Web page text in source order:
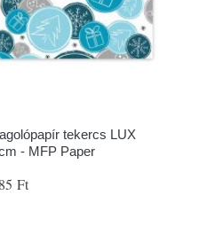
tekercs LUX
- MFP Paper
Ft